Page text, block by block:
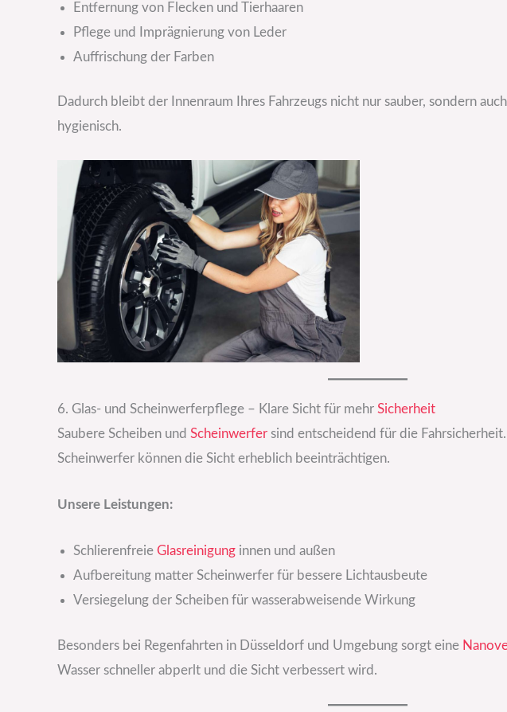
Entfernung von Flecken und Tierhaaren
Pflege und Imprägnierung von Leder
Auffrischung der Farben
Dadurch bleibt der Innenraum Ihres Fahrzeugs nicht nur sauber, sondern
hygienisch.
6. Glas- und Scheinwerferpflege – Klare Sicht für mehr Sicherheit
Saubere Scheiben und Scheinwerfer sind entscheidend für die
Scheinwerfer können die Sicht erheblich beeinträchtigen.
Unsere Leistungen:
Schlierenfreie Glasreinigung innen und außen
Aufbereitung matter Scheinwerfer für bessere Lichtausbeute
Versiegelung der Scheiben für wasserabweisende Wirkung
Besonders bei Regenfahrten in Düsseldorf und Umgebung sorgt eine
Wasser schneller abperlt und die Sicht verbessert wird.